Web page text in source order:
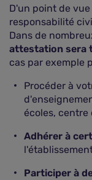
D'un point de
responsabilité
Dans de
attestation sera
cas par exemple
Procéder à
écoles, centre
Adhérer à
Participer à